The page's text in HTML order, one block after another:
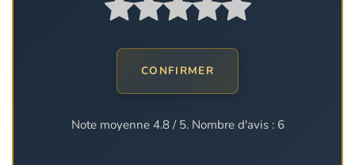
CONFIRMER
Note moyenne 4.8/ 5. Nombre d'avis : 6